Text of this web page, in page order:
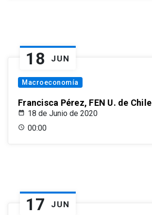
18 JUN
Macroeconomía
Francisca Pérez, FEN U. de Chile
18 de Junio de 2020
00:00
17 JUN